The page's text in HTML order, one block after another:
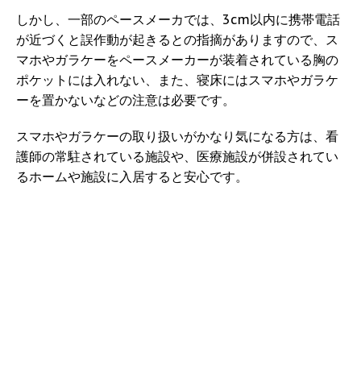
しかし、一部のペースメーカでは、3cm以内に携帯電話
が近づくと誤作動が起きるとの指摘がありますので、ス
マホやガラケーをペースメーカーが装着されている胸の
ポケットには入れない、また、寝床にはスマホやガラケ
ーを置かないなどの注意は必要です。
スマホやガラケーの取り扱いがかなり気になる方は、看
護師の常駐されている施設や、医療施設が併設されてい
るホームや施設に入居すると安心です。